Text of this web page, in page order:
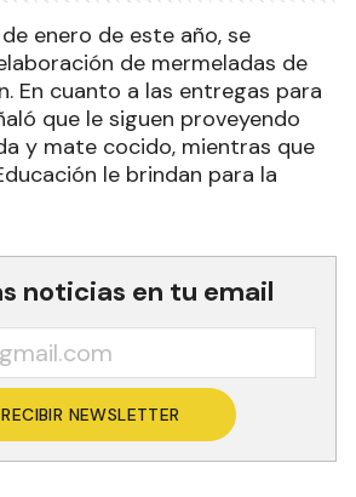
enero de este año, se
de mermeladas de
En cuanto a las entregas para
que le siguen proveyendo
y mate cocido, mientras que
le brindan para la
noticias en tu email
RECIBIR NEWSLETTER